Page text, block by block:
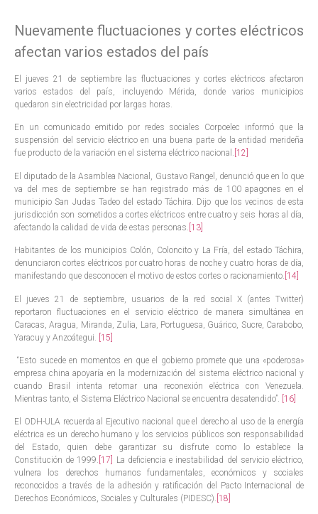
Nuevamente fluctuaciones y cortes eléctricos
afectan varios estados del país
El jueves 21 de septiembre las fluctuaciones y cortes eléctricos afectaron
varios estados del país, incluyendo Mérida, donde varios municipios
quedaron sin electricidad por largas horas.
En un comunicado emitido por redes sociales Corpoelec informó que la
suspensión del servicio eléctrico en una buena parte de la entidad merideña
fue producto de la variación en el sistema eléctrico nacional. [12]
El diputado de la Asamblea Nacional, Gustavo Rangel, denunció que en lo que
va del mes de septiembre se han registrado más de 100 apagones en el
municipio San Judas Tadeo del estado Táchira. Dijo que los vecinos de esta
jurisdicción son sometidos a cortes eléctricos entre cuatro y seis horas al día,
afectando la calidad de vida de estas personas. [13]
Habitantes de los municipios Colón, Coloncito y La Fría, del estado Táchira,
denunciaron cortes eléctricos por cuatro horas de noche y cuatro horas de día,
manifestando que desconocen el motivo de estos cortes o racionamiento. [14]
El jueves 21 de septiembre, usuarios de la red social X (antes Twitter)
reportaron fluctuaciones en el servicio eléctrico de manera simultánea en
Caracas, Aragua, Miranda, Zulia, Lara, Portuguesa, Guárico, Sucre, Carabobo,
Yaracuy y Anzoátegui.
[15]
“Esto sucede en momentos en que el gobierno promete que una «poderosa»
empresa china apoyaría en la modernización del sistema eléctrico nacional y
cuando Brasil intenta retomar una reconexión eléctrica con Venezuela.
Mientras tanto, el Sistema Eléctrico Nacional se encuentra desatendido”. [16]
El ODH-ULA recuerda al Ejecutivo nacional que el derecho al uso de la energía
eléctrica es un derecho humano y los servicios públicos son responsabilidad
del Estado, quien debe garantizar su disfrute como lo establece la
Constitución de 1999. [17]
La deficiencia e inestabilidad del servicio eléctrico,
vulnera los derechos humanos fundamentales, económicos y sociales
reconocidos a través de la adhesión y ratificación del Pacto Internacional de
Derechos Económicos, Sociales y Culturales (PIDESC). [18]